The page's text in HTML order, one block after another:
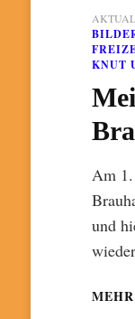
KNUT
Am
und